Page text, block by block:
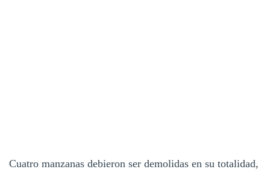
Cuatro manzanas debieron ser demolidas en su totalidad,